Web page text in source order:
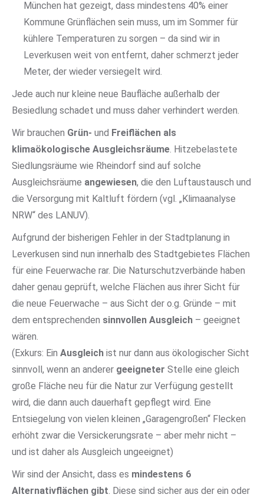
München hat gezeigt, dass mindestens 40% einer
Kommune Grünflächen sein muss, um im Sommer für
kühlere Temperaturen zu sorgen – da sind wir in
Leverkusen weit von entfernt, daher schmerzt jeder
Meter, der wieder versiegelt wird.
Jede auch nur kleine neue Baufläche außerhalb der
Besiedlung schadet und muss daher verhindert werden.
Wir brauchen Grün- und Freiflächen als
klimaökologische Ausgleichsräume. Hitzebelastete
Siedlungsräume wie Rheindorf sind auf solche
Ausgleichsräume angewiesen, die den Luftaustausch und
die Versorgung mit Kaltluft fördern (vgl. „Klimaanalyse
NRW“ des LANUV).
Aufgrund der bisherigen Fehler in der Stadtplanung in
Leverkusen sind nun innerhalb des Stadtgebietes Flächen
für eine Feuerwache rar. Die Naturschutzverbände haben
daher genau geprüft, welche Flächen aus ihrer Sicht für
die neue Feuerwache – aus Sicht der o.g. Gründe – mit
dem entsprechenden sinnvollen Ausgleich – geeignet
wären.
(Exkurs: Ein Ausgleich ist nur dann aus ökologischer Sicht
sinnvoll, wenn an anderer geeigneter Stelle eine gleich
große Fläche neu für die Natur zur Verfügung gestellt
wird, die dann auch dauerhaft gepflegt wird. Eine
Entsiegelung von vielen kleinen „Garagengroßen“ Flecken
erhöht zwar die Versickerungsrate – aber mehr nicht –
und ist daher als Ausgleich ungeeignet)
Wir sind der Ansicht, dass es mindestens 6
Alternativflächen gibt. Diese sind sicher aus der ein oder